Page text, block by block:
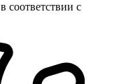
в соответствии с